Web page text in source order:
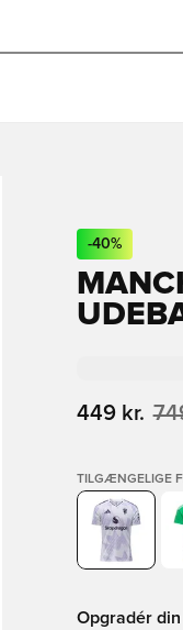
-40%
449 kr.
TILGÆNGELIGE
Opgradér